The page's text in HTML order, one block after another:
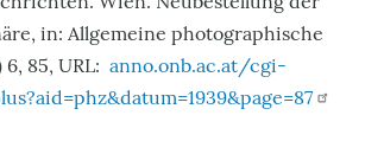
in: Allgemeine photographische
85, URL: anno.onb.ac.at/cgi-